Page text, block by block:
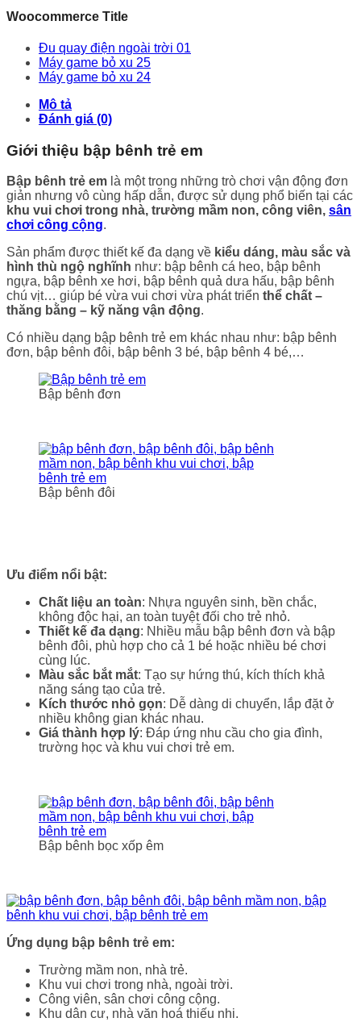
Woocommerce Title
Đu quay điện ngoài trời 01
Máy game bỏ xu 25
Máy game bỏ xu 24
Mô tả
Đánh giá (0)
Giới thiệu bập bênh trẻ em
Bập bênh trẻ em là một trong những trò chơi vận động đơn
giản nhưng vô cùng hấp dẫn, được sử dụng phổ biến tại các
khu vui chơi trong nhà, trường mầm non, công viên, sân
chơi công cộng.
Sản phẩm được thiết kế đa dạng về kiểu dáng, màu sắc và
hình thù ngộ nghĩnh như: bập bênh cá heo, bập bênh
ngựa, bập bênh xe hơi, bập bênh quả dưa hấu, bập bênh
chú vịt… giúp bé vừa vui chơi vừa phát triển thể chất –
thăng bằng – kỹ năng vận động.
Có nhiều dạng bập bênh trẻ em khác nhau như: bập bênh
đơn, bập bênh đôi, bập bênh 3 bé, bập bênh 4 bé,…
Bập bênh đơn
Bập bênh đôi
Ưu điểm nổi bật:
Chất liệu an toàn: Nhựa nguyên sinh, bền chắc,
không độc hại, an toàn tuyệt đối cho trẻ nhỏ.
Thiết kế đa dạng: Nhiều mẫu bập bênh đơn và bập
bênh đôi, phù hợp cho cả 1 bé hoặc nhiều bé chơi
cùng lúc.
Màu sắc bắt mắt: Tạo sự hứng thú, kích thích khả
năng sáng tạo của trẻ.
Kích thước nhỏ gọn: Dễ dàng di chuyển, lắp đặt ở
nhiều không gian khác nhau.
Giá thành hợp lý: Đáp ứng nhu cầu cho gia đình,
trường học và khu vui chơi trẻ em.
Bập bênh bọc xốp êm
Ứng dụng bập bênh trẻ em:
Trường mầm non, nhà trẻ.
Khu vui chơi trong nhà, ngoài trời.
Công viên, sân chơi công cộng.
Khu dân cư, nhà văn hoá thiếu nhi.